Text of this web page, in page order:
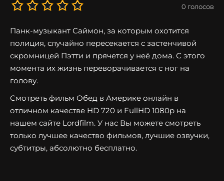
0 голосов
Панк-музыкант Саймон, за которым охотится
полиция, случайно пересекается с застенчивой
скромницей Пэтти и прячется у неё дома. С этого
момента их жизнь переворачивается с ног на
голову.
Смотреть фильм Обед в Америке онлайн в
отличном качестве HD 720 и FullHD 1080p на
нашем сайте Lordfilm. У нас Вы можете смотреть
только лучшее качество фильмов, лучшие озвучки,
субтитры, абсолютно бесплатно.